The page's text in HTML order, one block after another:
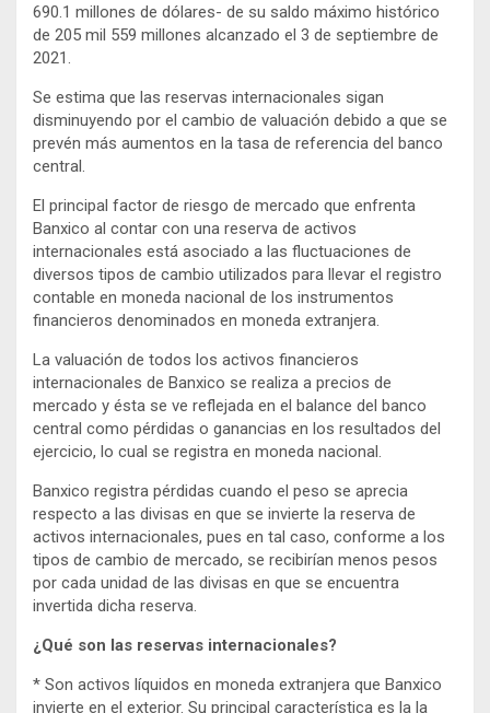
690.1 millones de dólares- de su saldo máximo histórico
de 205 mil 559 millones alcanzado el 3 de septiembre de
2021.
Se estima que las reservas internacionales sigan
disminuyendo por el cambio de valuación debido a que se
prevén más aumentos en la tasa de referencia del banco
central.
El principal factor de riesgo de mercado que enfrenta
Banxico al contar con una reserva de activos
internacionales está asociado a las fluctuaciones de
diversos tipos de cambio utilizados para llevar el registro
contable en moneda nacional de los instrumentos
financieros denominados en moneda extranjera.
La valuación de todos los activos financieros
internacionales de Banxico se realiza a precios de
mercado y ésta se ve reflejada en el balance del banco
central como pérdidas o ganancias en los resultados del
ejercicio, lo cual se registra en moneda nacional.
Banxico registra pérdidas cuando el peso se aprecia
respecto a las divisas en que se invierte la reserva de
activos internacionales, pues en tal caso, conforme a los
tipos de cambio de mercado, se recibirían menos pesos
por cada unidad de las divisas en que se encuentra
invertida dicha reserva.
¿Qué son las reservas internacionales?
* Son activos líquidos en moneda extranjera que Banxico
invierte en el exterior. Su principal característica es la la